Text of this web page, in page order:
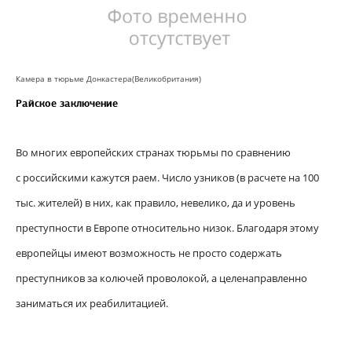
Камера в тюрьме Донкастера(Великобритания)
Райское заключение
Во многих европейских странах тюрьмы по сравнению
с российскими кажутся раем. Число узников (в расчете на 100
тыс. жителей) в них, как правило, невелико, да и уровень
преступности в Европе относительно низок. Благодаря этому
европейцы имеют возможность не просто содержать
преступников за колючей проволокой, а целенаправленно
заниматься их реабилитацией.